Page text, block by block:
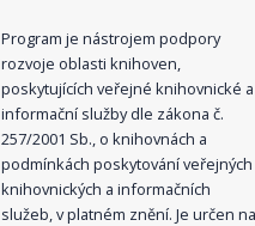
Program je nástrojem podpory
rozvoje oblasti knihoven,
poskytujících veřejné knihovnické a
informační služby dle zákona č.
257/2001 Sb., o knihovnách a
podmínkách poskytování veřejných
knihovnických a informačních
služeb, v platném znění. Je určen na